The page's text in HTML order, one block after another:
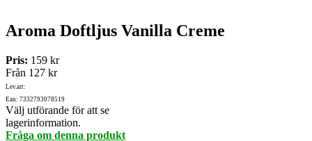
Aroma Doftljus Vanilla Creme
Pris: 159 kr
Från 127 kr
Lev.art:
Ean: 7332793078519
Välj utförande för att se
lagerinformation.
Fråga om denna produkt